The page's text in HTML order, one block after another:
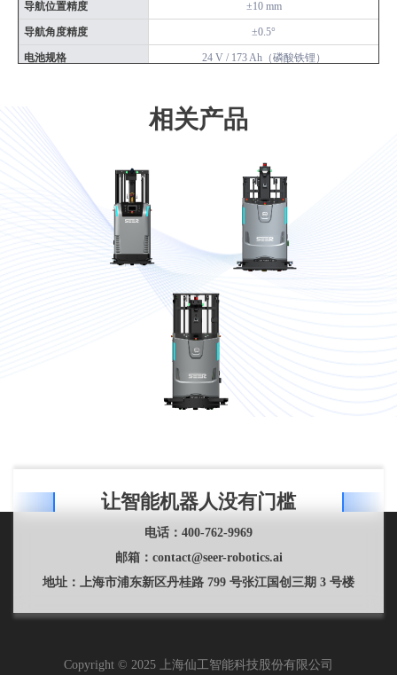
导航位置精度 ±10 mm
导航角度精度 ±0.5°
电池规格 24 V / 173 Ah（磷酸铁锂）
自动 / 手动
1（H1）+3（C2）
Wi-Fi 漫游功能 ●
3D 避障功能 ○
栈板识别 ○
○
叉齿高度安全防护 ●
●
相关产品
让智能机器人没有门槛
电话： 400-762-9969
邮箱： contact@seer-robotics.ai
地址： 上海市浦东新区丹桂路 799 号张江国创三期 3 号楼
Copyright © 2025 上海仙工智能科技股份有限公司